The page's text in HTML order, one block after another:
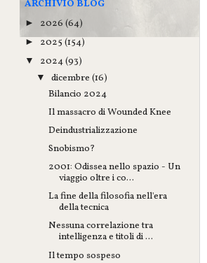
ARCHIVIO BLOG
► 2026 (64)
► 2025 (154)
▼ 2024(93)
▼dicembre(16)
Bilancio 2024
Il massacro di Wounded Knee
Deindustrializzazione
Snobismo?
2001: Odissea nello spazio - Un
viaggio oltre i co...
La fine della filosofia nell'era
della tecnica
Nessuna correlazione tra
intelligenza e titoli di ...
Il tempo sospeso